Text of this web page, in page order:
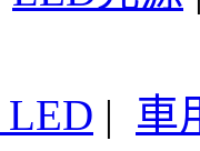
| 車